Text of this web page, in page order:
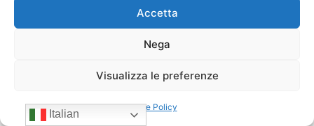
Accetta
Nega
Visualizza le preferenze
Cookie Policy
15/07/2026
Italian